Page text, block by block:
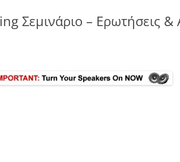
Σεμινάριο – Ερωτήσεις &